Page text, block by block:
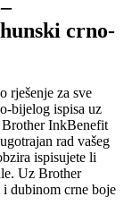
crno-
rješenje za sve
bijelog ispisa uz
InkBenefit
rad vašeg
ispisujete li
Uz Brother
dubinom crne boje